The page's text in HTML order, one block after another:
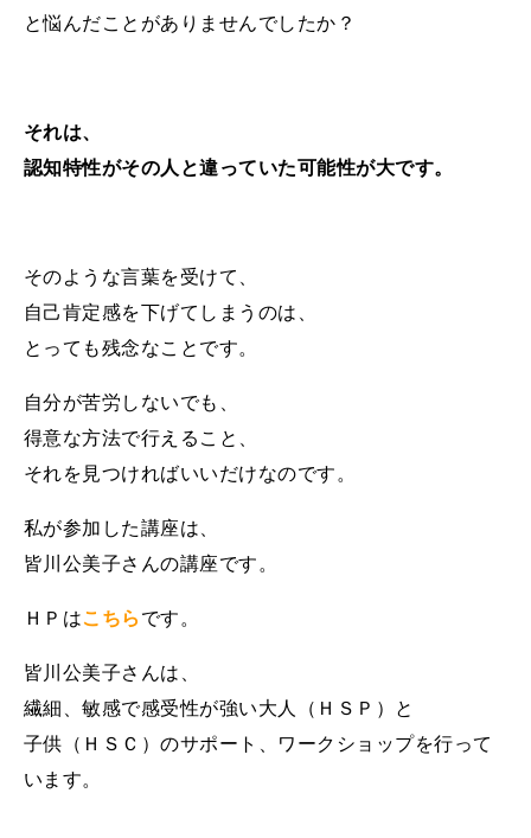
と悩んだことがありませんでしたか？
それは、
認知特性がその人と違っていた可能性が大です。
そのような言葉を受けて、
自己肯定感を下げてしまうのは、
とっても残念なことです。
自分が苦労しないでも、
得意な方法で行えること、
それを見つければいいだけなのです。
私が参加した講座は、
皆川公美子さんの講座です。
ＨＰはこちら です。
皆川公美子さんは、
繊細、敏感で感受性が強い大人（ＨＳＰ）
と
子供（ＨＳＣ）のサポート、ワークショップを行って
います。